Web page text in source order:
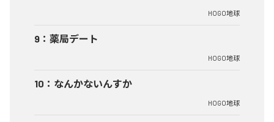
HOGO地球
9 ： 薬局デート
HOGO地球
10 ： なんかないんすか
HOGO地球